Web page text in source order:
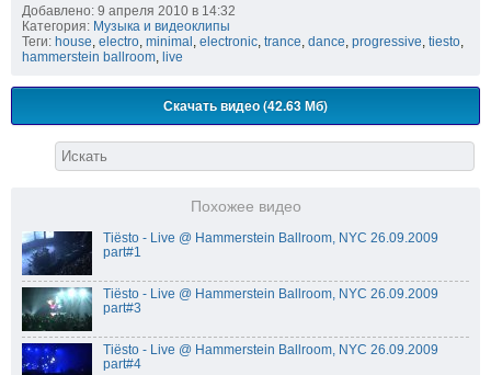
Добавлено: 9 апреля 2010 в 14:32
Категория: Музыка и видеоклипы
Теги: house, electro, minimal , electronic, trance, dance, progressive, tiesto,
hammerstein ballroom, live
Скачать видео (42.63 Мб)
Похожее видео
Tiёsto - Live @ Hammerstein Ballroom, NYC 26.09.2009
part#1
Tiёsto - Live @ Hammerstein Ballroom, NYC 26.09.2009
part#3
Tiёsto - Live @ Hammerstein Ballroom, NYC 26.09.2009
part#4